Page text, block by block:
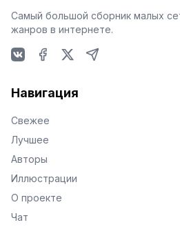
Самый большой сборник малых
жанров в интернете.
Навигация
Свежее
Лучшее
Авторы
Иллюстрации
О проекте
Чат